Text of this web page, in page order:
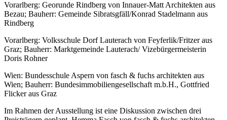
Vorarlberg: Georunde Rindberg von Innauer-Matt Architekten aus
Bezau; Bauherr: Gemeinde Sibratsgfäll/Konrad Stadelmann aus
Rindberg
Vorarlberg: Volksschule Dorf Lauterach von Feyferlik/Fritzer aus
Graz; Bauherr: Marktgemeinde Lauterach/ Vizebürgermeisterin
Doris Rohner
Wien: Bundesschule Aspern von fasch & fuchs architekten aus
Wien; Bauherr: Bundesimmobiliengesellschaft m.b.H., Gottfried
Flicker aus Graz
Im Rahmen der Ausstellung ist eine Diskussion zwischen drei